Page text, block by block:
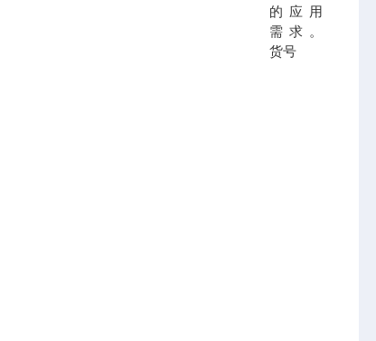
的应用
需求。
货号